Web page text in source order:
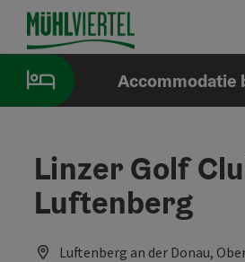
InhoudAccesskey
[0]
NavigatieAccesskey
[1]
PaginabeginAccesskey
[2]
Accommodatie
Linzer Golf
Luftenberg
Luftenberg an der Donau,